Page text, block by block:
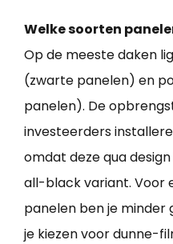
Welke soorten
Op de meeste daken
(zwarte panelen) en
panelen). De
investeerders
omdat deze qua
all-black variant. Voor
panelen ben je minder
je kiezen voor dunne-